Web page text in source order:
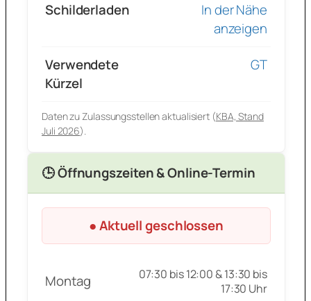
Schilderladen
In der Nähe
anzeigen
Verwendete
Kürzel
GT
Daten zu Zulassungsstellen aktualisiert (KBA, Stand
Juli 2026).
🕒 Öffnungszeiten & Online-Termin
● Aktuell geschlossen
Montag
07:30 bis 12:00 & 13:30 bis
17:30 Uhr